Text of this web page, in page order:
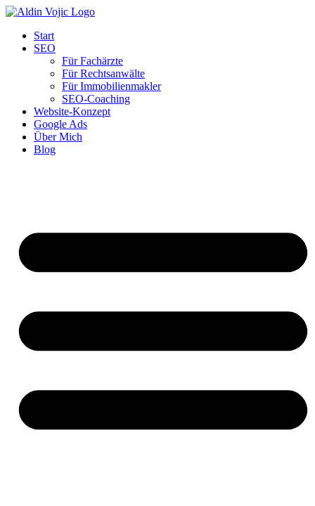
Start
SEO
Für Fachärzte
Für Rechtsanwälte
Für Immobilienmakler
SEO-Coaching
Website-Konzept
Google Ads
Über Mich
Blog